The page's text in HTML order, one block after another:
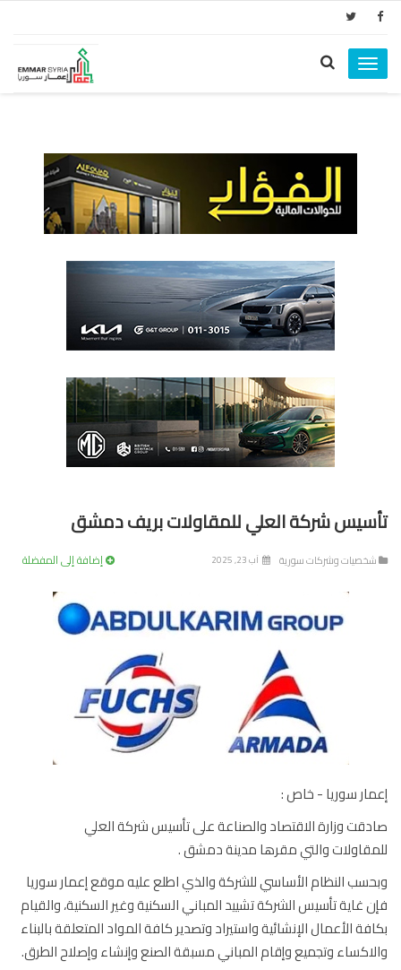
Toggle
navigation
شركة العلي للمقاولات بريف دمشق
وشركات سورية آب 23, 2025 إضافة إلى المفضلة
سوريا - خاص :
وزارة الاقتصاد والصناعة على تأسيس شركة العلي
والتي مقرها مدينة دمشق .
النظام الأساسي للشركة والذي اطلع عليه موقع إعمار سوريا
غاية تأسيس الشركة تشييد المباني السكنية وغير السكنية، والقيام
الأعمال الإنشائية واستيراد وتصدير كافة المواد المتعلقة بالبناء
وتجميع وإقام المباني مسبقة الصنع وإنشاء وإصلاح الطرق.